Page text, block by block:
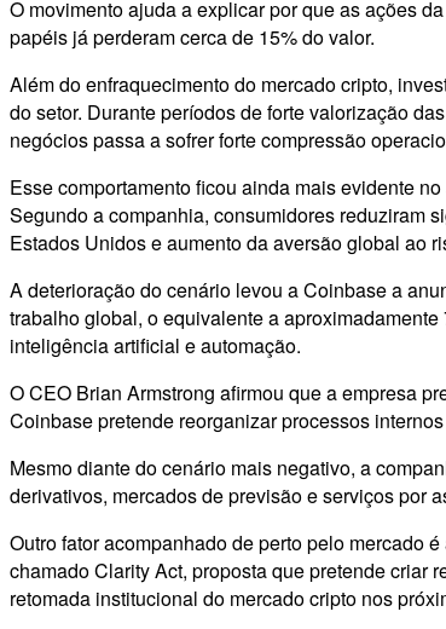
O movimento ajuda a explicar por que as ações
papéis já perderam cerca de 15% do valor.
Além do enfraquecimento do mercado cripto,
do setor. Durante períodos de forte valorização
negócios passa a sofrer forte compressão
Esse comportamento ficou ainda mais evidente
Segundo a companhia, consumidores reduziram
Estados Unidos e aumento da aversão global ao
A deterioração do cenário levou a Coinbase a
trabalho global, o equivalente a
inteligência artificial e automação.
O CEO Brian Armstrong afirmou que a empresa
Coinbase pretende reorganizar processos
Mesmo diante do cenário mais negativo, a
derivativos, mercados de previsão e serviços por
Outro fator acompanhado de perto pelo mercado
chamado Clarity Act, proposta que pretende criar
retomada institucional do mercado cripto nos